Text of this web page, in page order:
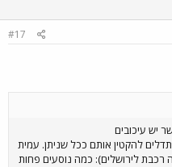
#17
יש עיכובים
להקטין אותם ככל שניתן. עמית
רכבת לירושלים): כמה נוסעים פחות